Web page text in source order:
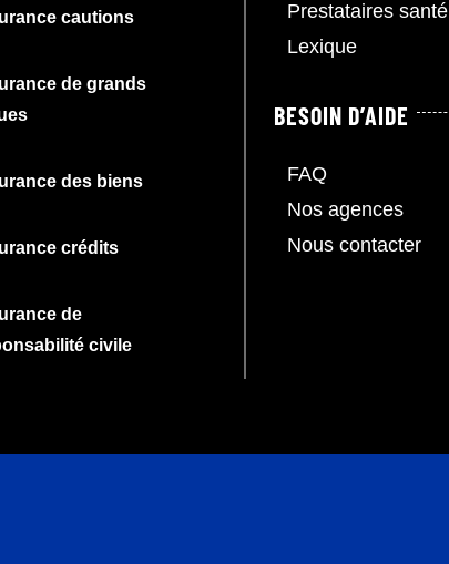
cautions
de grands
des biens
crédits
de
civile
Prestataires santé
Lexique
BESOIN D’AIDE
FAQ
Nos agences
Nous contacter